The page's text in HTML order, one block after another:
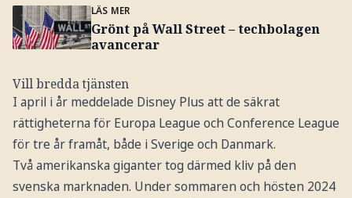
LÄS MER
Grönt på Wall Street – techbolagen
avancerar
Vill bredda tjänsten
I april i år meddelade Disney Plus att de säkrat
rättigheterna för Europa League och Conference League
för tre år framåt, både i Sverige och Danmark.
Två amerikanska giganter tog därmed kliv på den
svenska marknaden. Under sommaren och hösten 2024